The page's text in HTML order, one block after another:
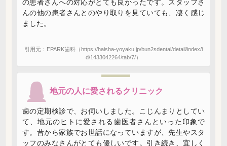
の患者さんへの対応がとても良かったです。スタッフさ
んの他の患者さんとのやり取りを見ていても、凄く感じ
ました。
引用元：EPARK歯科（https://haisha-yoyaku.jp/bun2sdental/detail/index/i
d/1433042264/tab/7/）
地元の人に愛されるクリニック
歯の定期検診で、お伺いしました。こじんまりとしてい
て、地元のヒトに愛される歯医者さんといった印象で
す。昔から家族でお世話になっていますが、先生やスタ
ッフのみなさんがとても優しいです。引き続き、宜しく